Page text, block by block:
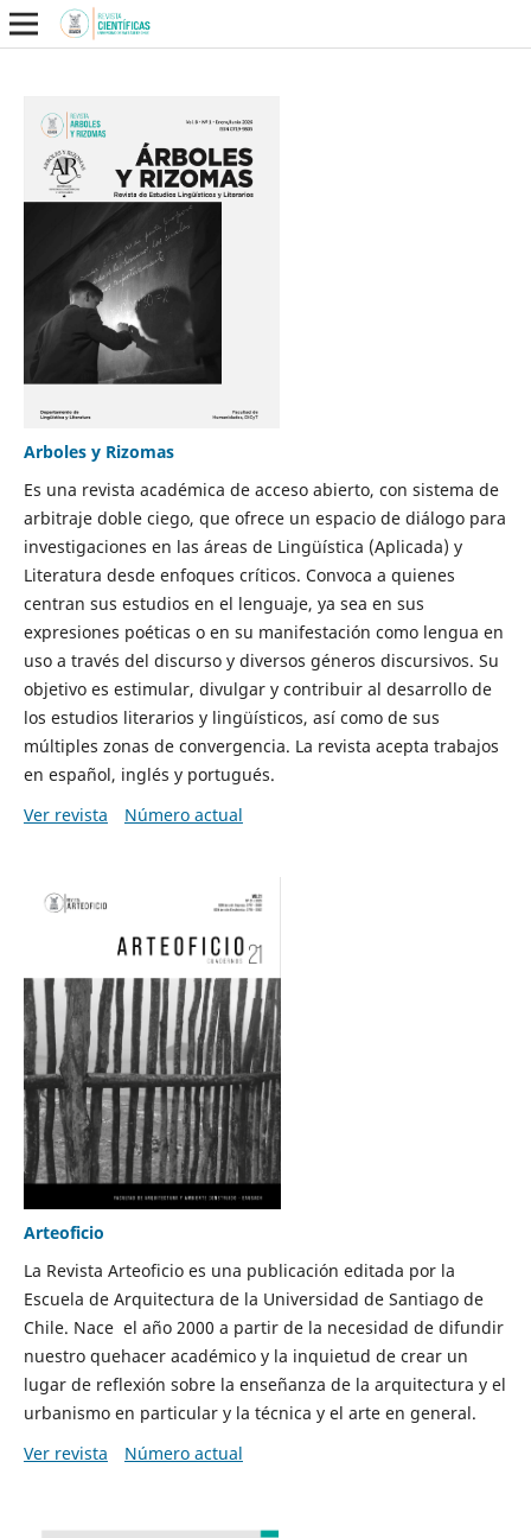
Arboles y Rizomas
Es una revista académica de acceso abierto, con sistema de
arbitraje doble ciego, que ofrece un espacio de diálogo para
investigaciones en las áreas de Lingüística (Aplicada) y
Literatura desde enfoques críticos. Convoca a quienes
centran sus estudios en el lenguaje, ya sea en sus
expresiones poéticas o en su manifestación como lengua en
uso a través del discurso y diversos géneros discursivos. Su
objetivo es estimular, divulgar y contribuir al desarrollo de
los estudios literarios y lingüísticos, así como de sus
múltiples zonas de convergencia. La revista acepta trabajos
en español, inglés y portugués.
Ver revista
Número actual
Arteoficio
La Revista Arteoficio es una publicación editada por la
Escuela de Arquitectura de la Universidad de Santiago de
Chile. Nace el año 2000 a partir de la necesidad de difundir
nuestro quehacer académico y la inquietud de crear un
lugar de reflexión sobre la enseñanza de la arquitectura y el
urbanismo en particular y la técnica y el arte en general.
Ver revista
Número actual